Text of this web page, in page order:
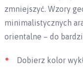
zmniejszyć. Wzory
minimalistycznych
orientalne – do
Dobierz kolor